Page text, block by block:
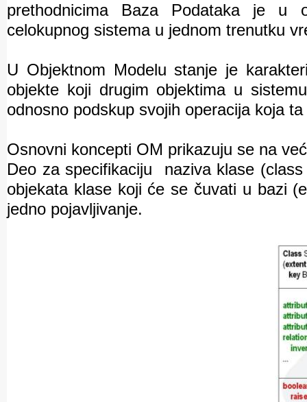
prethodnicima Baza Podataka je u
celokupnog sistema u jednom trenutku
U Objektnom Modelu stanje je
objekte koji drugim objektima u
odnosno podskup svojih operacija koja
Osnovni koncepti OM prikazuju se na
Deo za specifikaciju
naziva klase
objekata klase koji će se čuvati u bazi
jedno pojavljivanje.